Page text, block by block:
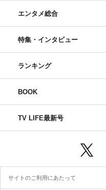
エンタメ総合
特集・インタビュー
ランキング
BOOK
TV LIFE最新号
サイトのご利用にあたって